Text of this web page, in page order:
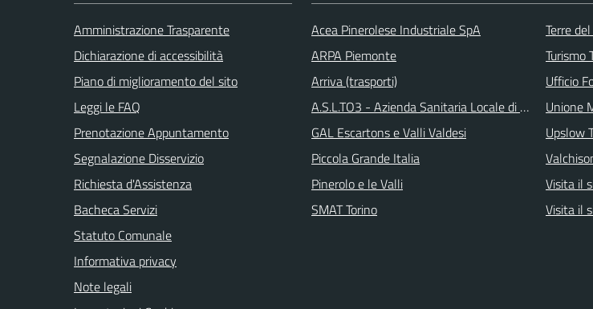
Amministrazione Trasparente
Dichiarazione di accessibilità
Piano di miglioramento del sito
Leggi le FAQ
Prenotazione Appuntamento
Segnalazione Disservizio
Richiesta d'Assistenza
Bacheca Servizi
Statuto Comunale
Informativa privacy
Note legali
Acea Pinerolese Industriale SpA
ARPA Piemonte
Arriva (trasporti)
A.S.L.TO3 - Azienda Sanitaria Locale di Collegno e
GAL Escartons e Valli Valdesi
Piccola Grande Italia
Pinerolo e le Valli
SMAT Torino
Terre
Turismo
Ufficio
Unione
Upslow
Visita il
Visita il